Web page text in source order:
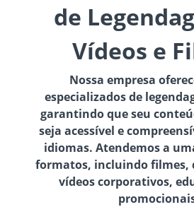
de
Vídeos e
Nossa empresa
especializados de
garantindo que seu
seja acessível e
idiomas. Atendemos a
formatos, incluindo filmes,
vídeos corporativos,